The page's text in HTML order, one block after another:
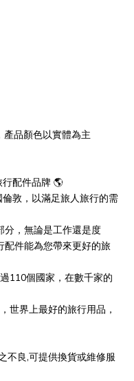
品顏色以實體為主
配件品牌 🌎
敦，以滿足旅人旅行的需
分，無論是工作還是度
配件能為您帶來更好的旅
110個國家，在數千家的
世界上最好的旅行用品，
不良,可提供換貨或維修服